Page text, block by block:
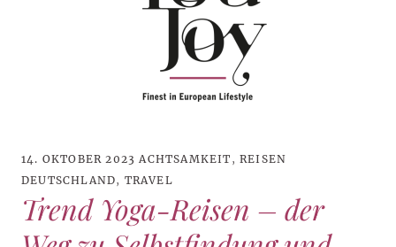
14. OKTOBER 2023 ACHTSAMKEIT ,REISEN
DEUTSCHLAND, TRAVEL
Trend Yoga-Reisen – der